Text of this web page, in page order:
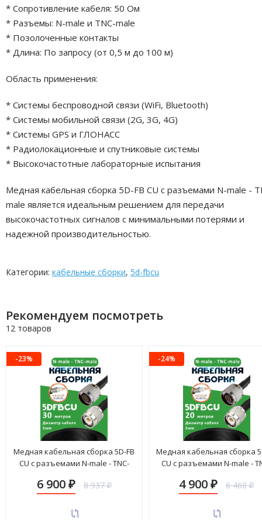
* Сопротивление кабеля: 50 Ом
* Разъемы: N-male и TNC-male
* Позолоченные контакты
* Длина: По запросу (от 0,5 м до 100 м)
Область применения:
* Системы беспроводной связи (WiFi, Bluetooth)
* Системы мобильной связи (2G, 3G, 4G)
* Системы GPS и ГЛОНАСС
* Радиолокационные и спутниковые системы
* Высокочастотные лабораторные испытания
Медная кабельная сборка 5D-FB CU с разъемами N-male -
male является идеальным решением для передачи
высокочастотных сигналов с минимальными потерями и
надежной производительностью.
Категории: кабельные сборки, 5d-fbcu
Рекомендуем посмотреть
12 товаров
-23%
Медная кабельная сборка 5D-FB
CU с разъемами N-male - TNC-
6 900 ₽ 8 937₽
-24%
Медная кабельная сборка
CU с разъемами N-male -
4 900₽ 6 468₽